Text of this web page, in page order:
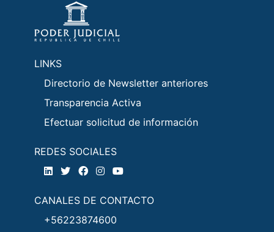
LINKS
Directorio de Newsletter anteriores
Transparencia Activa
Efectuar solicitud de información
REDES SOCIALES
CANALES DE CONTACTO
+56223874600